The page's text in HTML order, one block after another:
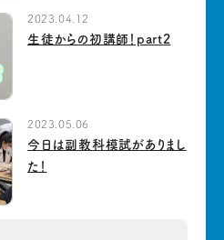
2023.04.12
生徒からの初講師！part2
2023.05.06
今日は副教科模試がありまし
た！